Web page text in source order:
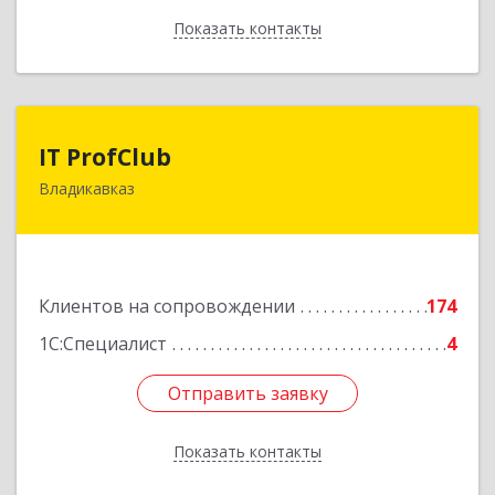
Показать контакты
Назад
IT ProfClub
Владикавказ
Клиентов на сопровождении
174
1С:Специалист
4
Отправить заявку
Показать контакты
362045, Северная Осетия - Алания Респ,
Подробнее
Отправить заявку
Назад